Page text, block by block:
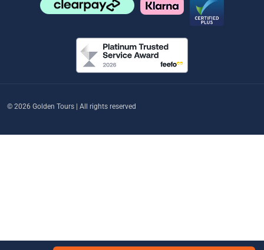
© 2026 Golden Tours | All rights reserved